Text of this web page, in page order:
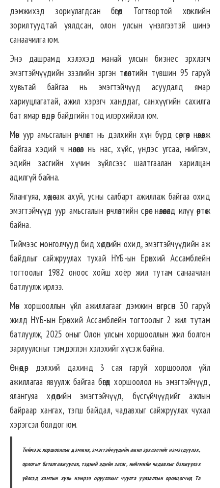
дэмжихэд зориулагдсан бөгөөд Тогтвортой хөгжлийн
зорилтуудтай уялдсан, олон улсын үнэлгээтэй шинэ
санаачилга юм.
Энэ дашрамд хэлэхэд манай улсын бизнес эрхлэгч
эмэгтэйчүүдийн зээлийн эргэн төлөлтийн түвшин 95 гаруй
хувьтай байгаа нь эмэгтэйчүүд асуудалд ямар
хариуцлагатай, ажил хэрэгч ханддаг, санхүүгийн сахилга
бат ямар өндөр байдгийн тод илэрхийлэл юм.
Мөн уур амьсгалын өөрчлөлт нь дэлхийн хүн бүрд сөргөөр нөлөөлж
байгаа хэдий ч нөлөөлөл нь нас, хүйс, үндэс угсаа, нийгэм,
эдийн засгийн хүчин зүйлсээс шалтгаалан харилцан
адилгүй байна.
Ялангуяа, хөдөө аж ахуй, усны салбарт ажиллаж байгаа охид
эмэгтэйчүүд уур амьсгалын өөрчлөлтийн сөрөг нөлөөлөлд илүү өртөж
байна.
Тиймээс монголчууд бид хөдөөгийн охид, эмэгтэйчүүдийн аж
байдлыг сайжруулах тухай НҮБ-ын Ерөнхий Ассамблейн
тогтоолыг 1982 оноос хойш хоёр жил тутам санаачлан
батлуулж ирлээ.
Мөн хоршооллын үйл ажиллагааг дэмжин өнгөрсөн 30 гаруй
жилд НҮБ-ын Ерөнхий Ассамблейн тогтоолыг 2 жил тутам
батлуулж, 2025 оныг Олон улсын хоршооллын жил болгон
зарлуулсныг тэмдэглэн хэлэхийг хүсэж байна.
Өнөөдөр дэлхий дахинд 3 сая гаруй хоршоолол үйл
ажиллагаа явуулж байгаа бөгөөд хоршоолол нь эмэгтэйчүүд,
ялангуяа хөдөөгийн эмэгтэйчүүд, бүсгүйчүүдийг ажлын
байраар хангах, тэгш байдал, чадавхыг сайжруулах чухал
хэрэгсэл болдог юм.
Тиймээс хоршооллыг дэмжих, эмэгтэйчүүдийн ажил эрхлэлтийг нэмэгдүүлэх,
орлогыг баталгаажуулах, тэдний эдийн засаг, нийгмийн чадавхыг бэхжүүлэх
үйлсэд хамтын хувь нэмрээ оруулахыг чуулга уулзалтын оролцогчид Та